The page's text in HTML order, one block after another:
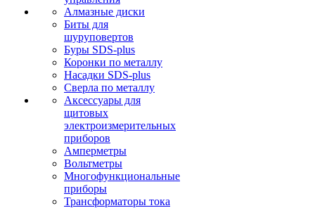
Алмазные диски
Биты для
шуруповертов
Буры SDS-plus
Коронки по металлу
Насадки SDS-plus
Сверла по металлу
Аксессуары для
щитовых
электроизмерительных
приборов
Амперметры
Вольтметры
Многофункциональные
приборы
Трансформаторы тока